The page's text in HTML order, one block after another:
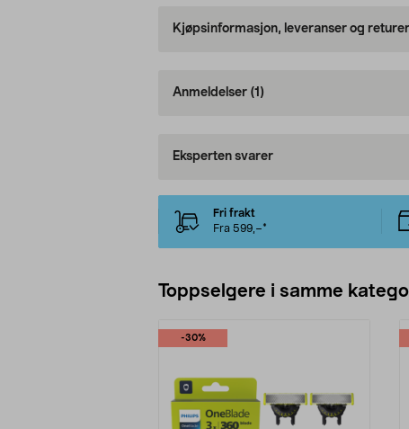
Kjøpsinformasjon, leveranser og returer
Anmeldelser (1)
Eksperten svarer
Fri frakt
Fra 599,–*
Toppselgere i samme
-30%